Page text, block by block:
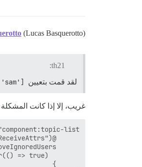
(Lucas Basquerotto)
th21:
لقد قمت بتعيين
غريب، إلا إذا كانت